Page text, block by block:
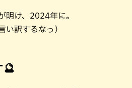
明け、2024年に。
訳するなっ）
🔮